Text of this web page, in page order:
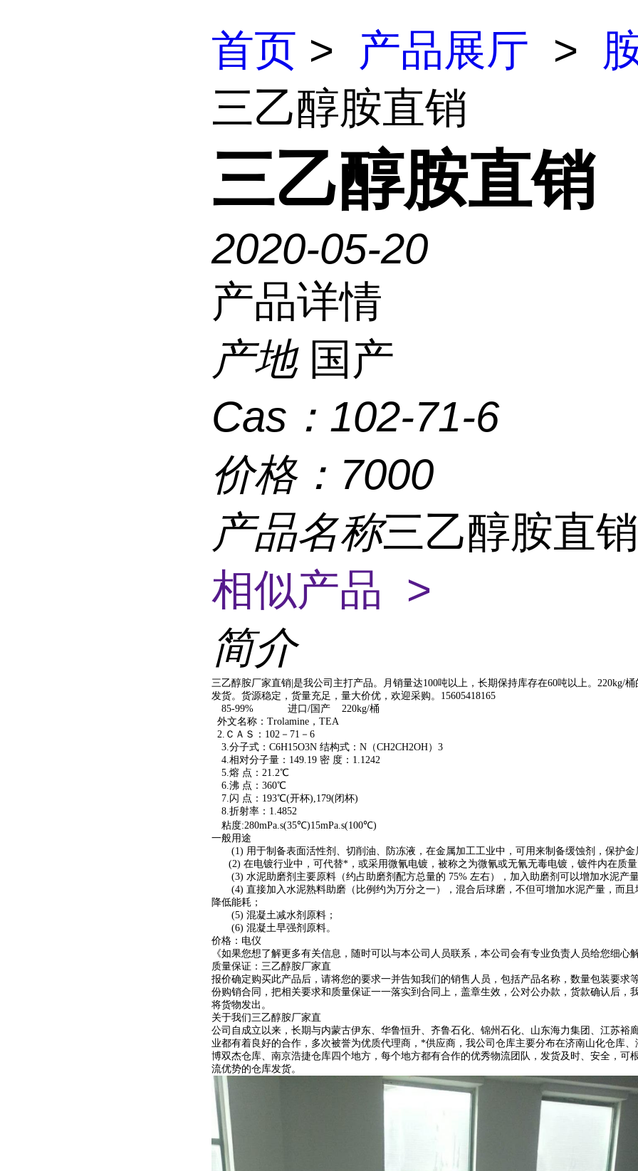
首页 > 产品展厅 >
三乙醇胺直销
三乙醇胺直销
2020-05-20
产品详情
产地 国产
Cas： 102-71-6
价格： 7000
产品名称三乙醇胺直
相似产品 >
简介
三乙醇胺厂家直销|是我公司主打产品。月销量达100吨以上，长期保持库存在60吨以上。220kg/
发货。货源稳定，货量充足，量大价优，欢迎采购。15605418165
85-99% 进口/国产 220kg/桶
外文名称：Trolamine，TEA
2.ＣＡＳ：102－71－6
3.分子式：C6H15O3N 结构式：N（CH2CH2OH）3
4.相对分子量：149.19 密 度：1.1242
5.熔 点：21.2℃
6.沸 点：360℃
7.闪 点：193℃(开杯),179(闭杯)
8.折射率：1.4852
粘度:280mPa.s(35℃)15mPa.s(100℃)
一般用途
(1) 用于制备表面活性剂、切削油、防冻液，在金属加工工业中，可用来制备缓蚀剂，保护金
(2) 在电镀行业中，可代替*，或采用微氰电镀，被称之为微氰或无氰无毒电镀，镀件内在质
(3) 水泥助磨剂主要原料（约占助磨剂配方总量的 75% 左右），加入助磨剂可以增加水泥产
(4) 直接加入水泥熟料助磨（比例约为万分之一），混合后球磨，不但可增加水泥产量，而且
降低能耗；
(5) 混凝土减水剂原料；
(6) 混凝土早强剂原料。
价格：电仪
《如果您想了解更多有关信息，随时可以与本公司人员联系，本公司会有专业负责人员给您细心
质量保证：三乙醇胺厂家直
报价确定购买此产品后，请将您的要求一并告知我们的销售人员，包括产品名称，数量包装要求
份购销合同，把相关要求和质量保证一一落实到合同上，盖章生效，公对公办款，货款确认后，
将货物发出。
关于我们三乙醇胺厂家直
公司自成立以来，长期与内蒙古伊东、华鲁恒升、齐鲁石化、锦州石化、山东海力集团、江苏裕
业都有着良好的合作，多次被誉为优质代理商，*供应商，我公司仓库主要分布在济南山化仓库
博双杰仓库、南京浩捷仓库四个地方，每个地方都有合作的优秀物流团队，发货及时、安全，可
流优势的仓库发货。